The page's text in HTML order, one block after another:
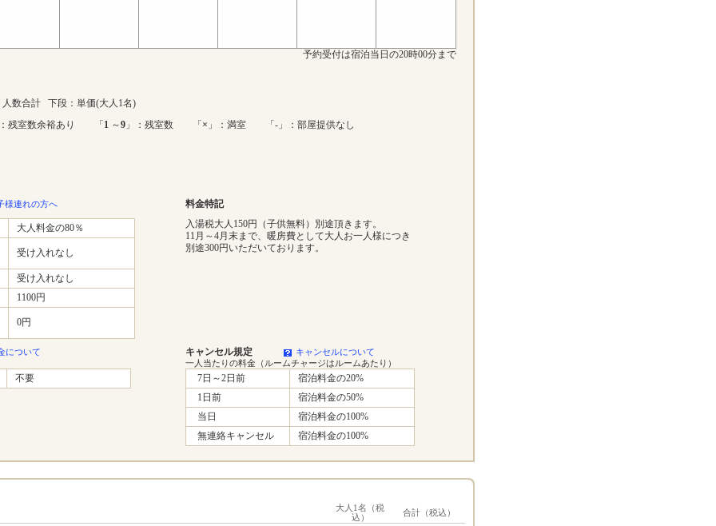
予約受付は宿泊当日の20時00分まで
人数合計 下段：単価(大人1名)
：残室数余裕あり 「1 ～9 」：残室数 「× 」：満室 「-」：部屋提供なし
様連れの方へ 料金特記
大人料金の80％
受け入れなし
受け入れなし
1100円
0円
入湯税大人150円（子供無料）別途頂きます。
11月～4月末まで、暖房費として大人お一人様につき
別途300円いただいております。
について キャンセル規定
キャンセルについて
一人当たりの料金（ルームチャージはルームあたり）
不要 7日～2日前
宿泊料金の20%
1日前
宿泊料金の50%
当日
宿泊料金の100%
無連絡キャンセル
宿泊料金の100%
大人1名（税
込）
合計（税込）